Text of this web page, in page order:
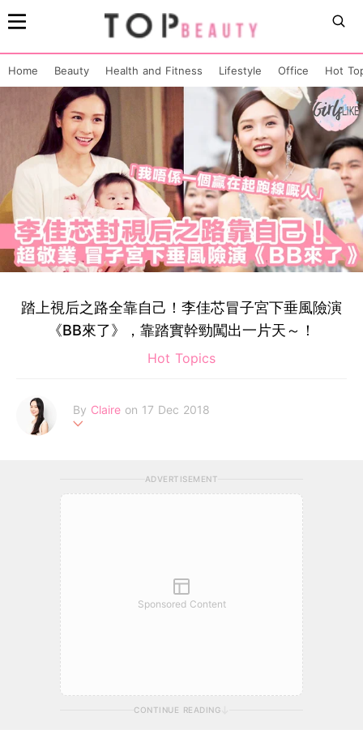
Home Beauty Health and Fitness Lifestyle Office Hot
踏上視后之路全靠自己！李佳芯冒子宮下垂風險演
《BB來了》，靠踏實幹勁闖出一片天～！
Hot Topics
By Claire on 17 Dec 2018
ADVERTISEMENT
Sponsored Content
CONTINUE READING